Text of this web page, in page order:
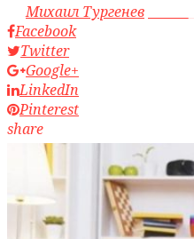
byМихаил Тургенев
Facebook
Twitter
Google+
LinkedIn
Pinterest
share